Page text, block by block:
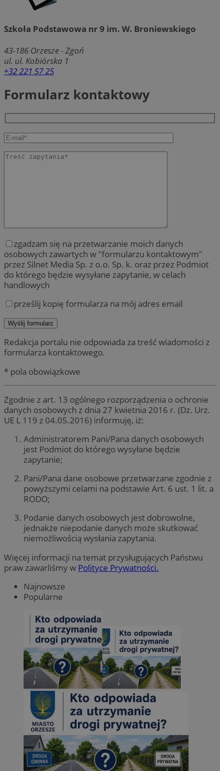
Szkoła Podstawowa nr 9 im. W. Broniewskiego
43-186 Orzesze - Zgoń
ul. ul. Kobiórska 1
+32 221 57 25
Formularz kontaktowy
zgadzam się na przetwarzanie moich danych
osobowych zawartych w "formularzu kontaktowym"
przez Silnet Media Sp. z o.o. Sp. k. oraz przez Podmiot
do którego będzie wysyłane zapytanie, w celach
handlowych
prześlij kopię formularza na mój adres email
Redakcja portalu nie odpowiada za treść wiadomości z
formularza kontaktowego.
* pola obowiązkowe
Zgodnie z art. 13 ogólnego rozporządzenia o ochronie
danych osobowych z dnia 27 kwietnia 2016 r. (Dz. Urz.
UE L 119 z 04.05.2016) informuję, iż:
Administratorem Pani/Pana danych osobowych
jest Podmiot do którego wysyłane będzie
zapytanie;
Pani/Pana dane osobowe przetwarzane zgodnie z
powyższymi celami na podstawie Art. 6 ust. 1 lit. a
RODO;
Podanie danych osobowych jest dobrowolne,
jednakże niepodanie danych może skutkować
niemożliwością wysłania zapytania.
Więcej informacji na temat przysługujących Państwu
praw zawarliśmy w Polityce Prywatności.
Najnowsze
Popularne